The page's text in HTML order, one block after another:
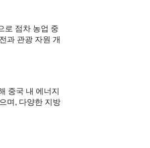
로 점차 농업 중
과 관광 자원 개
중국 내 에너지
며, 다양한 지방